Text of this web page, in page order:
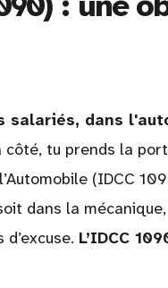
salariés, dans
côté, tu prends la
(IDCC
dans la
L’IDCC